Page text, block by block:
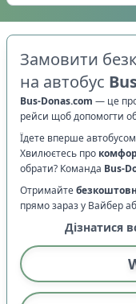
Замовити
на автобус
Bus-Donas.com — це
рейси щоб допомогти
Їдете вперше автобусом
Хвилюєтесь про
обрати? Команда Bus-
Отримайте
прямо зараз у Вайбер
Дізнатися